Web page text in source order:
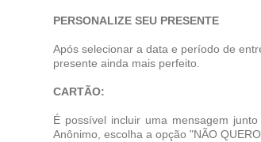
PERSONALIZE SEU PRESENTE
Após selecionar a data e período de
presente ainda mais perfeito.
CARTÃO:
É possível incluir uma mensagem
Anônimo, escolha a opção "NÃO